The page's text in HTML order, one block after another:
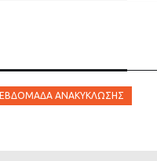
ΕΒΔΟΜΆΔΑ ΑΝΑΚΎΚΛΩΣΗΣ